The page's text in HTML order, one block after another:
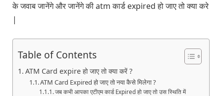
के जवाब जानेंगे और जानेंगे की atm कार्ड expired हो जाए तो क्या करे
|
Table of Contents
ATM Card expire हो जाए तो क्या करें ?
ATM Card Expired हो जाए तो नया कैसे मिलेगा ?
जब कभी आपका एटीएम कार्ड Expired हो जाए तो उस स्थिति में